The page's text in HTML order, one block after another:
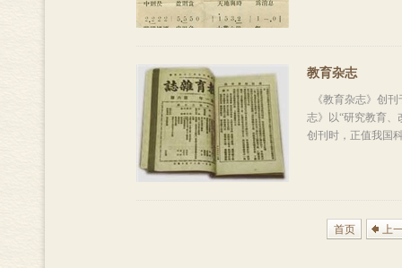
教育杂志
《教育杂志》创
志》以“研究教育
创刊时，正值我国
首页 上